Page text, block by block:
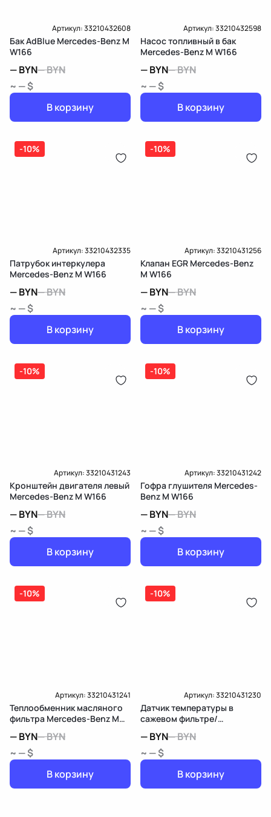
Артикул:33210432608
Бак AdBlue Mercedes-Benz M
W166
—BYN—BYN
~ — $
В корзину
Артикул:33210432598
Насос топливный в бак
Mercedes-Benz M W166
—BYN—BYN
~ — $
В корзину
-10%
Артикул:33210432335
Патрубок интеркулера
Mercedes-Benz M W166
—BYN—BYN
~ — $
В корзину
-10%
Артикул:33210431256
Клапан EGR Mercedes-Benz
M W166
—BYN—BYN
~ — $
В корзину
-10%
Артикул:33210431243
Кронштейн двигателя левый
Mercedes-Benz M W166
—BYN—BYN
~ — $
В корзину
-10%
Артикул:33210431242
Гофра глушителя Mercedes-
Benz M W166
—BYN—BYN
~ — $
В корзину
-10%
Артикул:33210431241
Теплообменник масляного
фильтра Mercedes-Benz M
—BYN—BYN
~ — $
В корзину
-10%
Артикул:33210431230
Датчик температуры в
сажевом фильтре/
Benz M W166
—BYN—BYN
~ — $
В корзину